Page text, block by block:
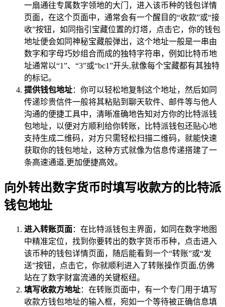
一扇通往专属数字领地的大门，进入该币种的钱包详情
页面，在这个页面中，通常会有一个醒目的“收款”或“接
收”按钮，如同指引宝藏位置的灯塔，点击它，你的钱包
地址便会如同神秘宝藏般弹出，这个地址一般是一串由
数字和字母巧妙组合而成的独特字符串，例如比特币地
址通常以“1”、“3”或“bc1”开头,就像每个宝藏都有其独特
的标记。
提供钱包地址：你可以轻松地复制这个地址，然后如同
传递珍贵信件一般将其粘贴到聊天软件、邮件等与他人
沟通的便捷工具中，清晰准确地告知对方你的比特派钱
包地址，以便对方顺利给你转账，比特派钱包还贴心地
支持生成二维码，对方只需轻松扫描二维码，就能快速
获取你的钱包地址，这种方式就像为信息传递搭建了一
条高速通道,更加便捷高效。
向外转出数字货币时填写收款方的比特派
钱包地址
进入转账页面：在比特派钱包主界面，如同在数字地图
中精准定位，找到你要转出的数字货币币种，点击进入
该币种的钱包详情页面，随后能看到一个“转账”或“发
送”按钮，点击它，你就顺利进入了转账操作页面,仿佛
站在了数字财富流通的关键枢纽。
填写收款方地址：在转账页面中，有一个专门用于填写
收款方钱包地址的输入框，宛如一个等待被正确信息填